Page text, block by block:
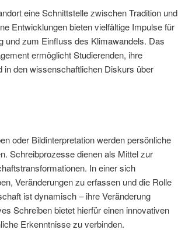
eine Schnittstelle zwischen Tradition und
Entwicklungen bieten vielfältige Impulse für
und zum Einfluss des Klimawandels. Das
ermöglicht Studierenden, ihre
in den wissenschaftlichen Diskurs über
oder Bildinterpretation werden persönliche
Schreibprozesse dienen als Mittel zur
In einer sich
Veränderungen zu erfassen und die Rolle
ist dynamisch – ihre Veränderung
Schreiben bietet hierfür einen innovativen
Erkenntnisse zu verbinden.